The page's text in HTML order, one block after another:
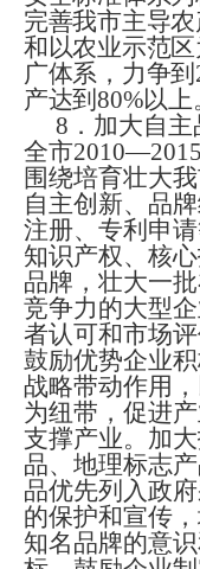
完善我市主导
和以农业示范
广体系，力争到
产达到80%以上
8 ．加大自
全市2010—2015
围绕培育壮大
自主创新、品
注册、专利申
知识产权、核
品牌，壮大一
竞争力的大型
者认可和市场
鼓励优势企业
战略带动作用
为纽带，促进
支撑产业。加
品、地理标志
品优先列入政
的保护和宣传
知名品牌的意